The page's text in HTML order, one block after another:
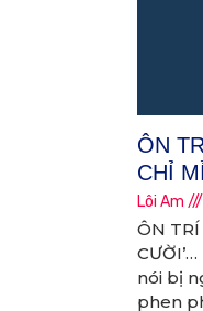
ÔN
CHỈ
Lôi Am
ÔN TRÍ
nói bị
phen